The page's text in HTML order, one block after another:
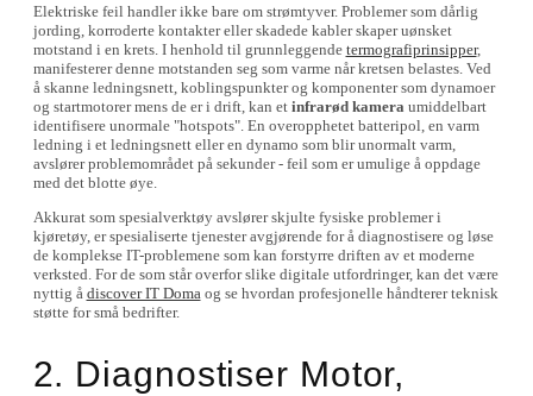
Elektriske feil handler ikke bare om strømtyver. Problemer som dårlig
jording, korroderte kontakter eller skadede kabler skaper uønsket
motstand i en krets. I henhold til grunnleggende termografiprinsipper,
manifesterer denne motstanden seg som varme når kretsen belastes. Ved
å skanne ledningsnett, koblingspunkter og komponenter som dynamoer
og startmotorer mens de er i drift, kan et infrarød kamera umiddelbart
identifisere unormale "hotspots". En overopphetet batteripol, en varm
ledning i et ledningsnett eller en dynamo som blir unormalt varm,
avslører problemområdet på sekunder - feil som er umulige å oppdage
med det blotte øye.
Akkurat som spesialverktøy avslører skjulte fysiske problemer i
kjøretøy, er spesialiserte tjenester avgjørende for å diagnostisere og løse
de komplekse IT-problemene som kan forstyrre driften av et moderne
verksted. For de som står overfor slike digitale utfordringer, kan det være
nyttig å discover IT Doma og se hvordan profesjonelle håndterer teknisk
støtte for små bedrifter.
2. Diagnostiser Motor,